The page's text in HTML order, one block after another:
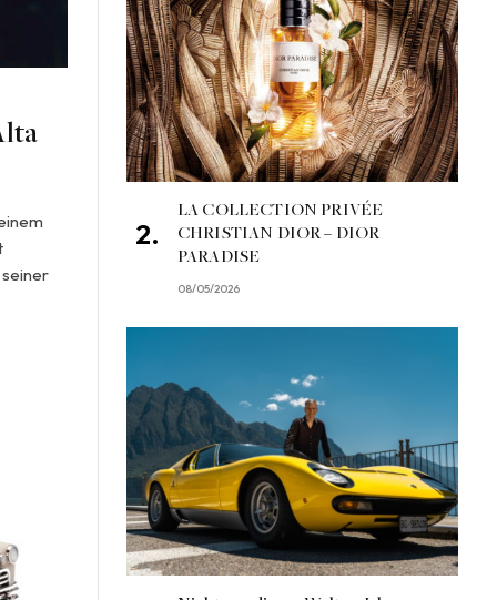
LA COLLECTION PRIVÉE
CHRISTIAN DIOR – DIOR
PARADISE
08/05/2026